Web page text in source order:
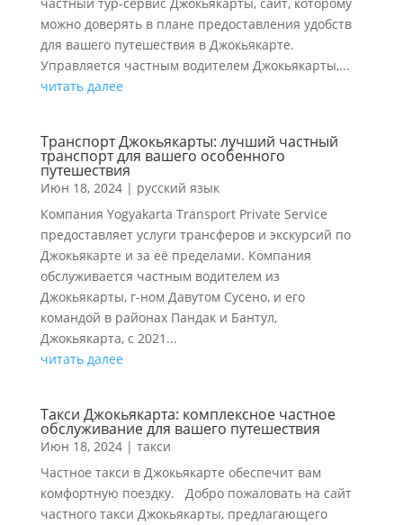
можно доверять в плане предоставления удобств
для вашего путешествия в Джокьякарте.
Управляется частным водителем Джокьякарты,...
читать далее
Транспорт Джокьякарты: лучший частный
транспорт для вашего особенного
путешествия
Июн 18, 2024| русский язык
Компания Yogyakarta Transport Private Service
предоставляет услуги трансферов и экскурсий по
Джокьякарте и за её пределами. Компания
обслуживается частным водителем из
Джокьякарты, г-ном Давутом Сусено, и его
командой в районах Пандак и Бантул,
Джокьякарта, с 2021...
читать далее
Такси Джокьякарта: комплексное частное
обслуживание для вашего путешествия
Июн 18, 2024| такси
Частное такси в Джокьякарте обеспечит вам
комфортную поездку. Добро пожаловать на сайт
частного такси Джокьякарты, предлагающего